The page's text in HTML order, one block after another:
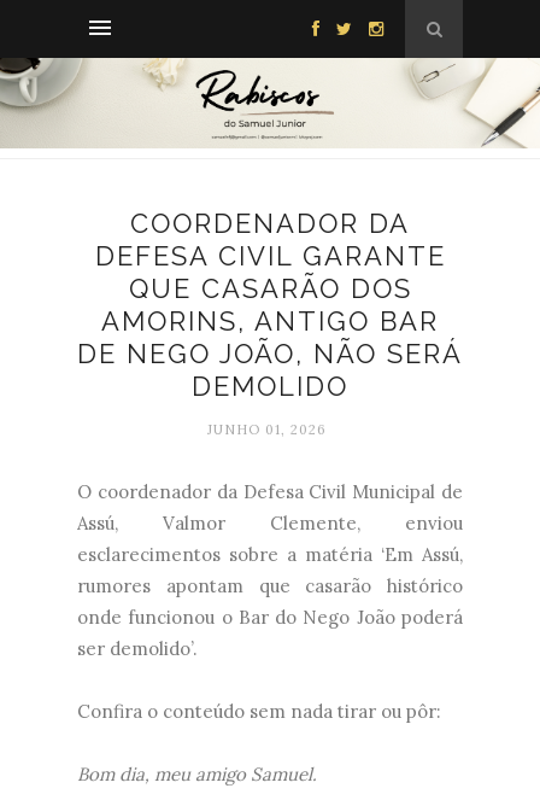
COORDENADOR DA
DEFESA CIVIL GARANTE
QUE CASARÃO DOS
AMORINS, ANTIGO BAR
DE NEGO JOÃO, NÃO SERÁ
DEMOLIDO
JUNHO 01, 2026
O coordenador da Defesa Civil Municipal de
Assú, Valmor Clemente, enviou
esclarecimentos sobre a matéria ‘Em Assú,
rumores apontam que casarão histórico
onde funcionou o Bar do Nego João poderá
ser demolido’.
Confira o conteúdo sem nada tirar ou pôr:
Bom dia, meu amigo Samuel.